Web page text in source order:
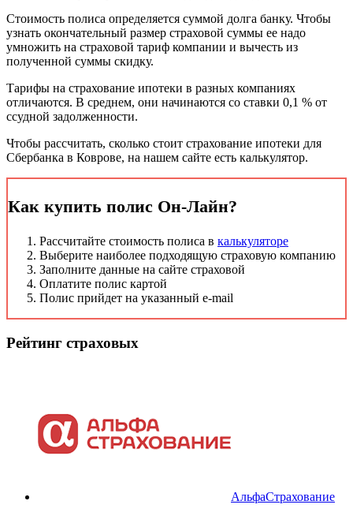
Стоимость полиса определяется суммой долга банку. Чтобы
узнать окончательный размер страховой суммы ее надо
умножить на страховой тариф компании и вычесть из
полученной суммы скидку.
Тарифы на страхование ипотеки в разных компаниях
отличаются. В среднем, они начинаются со ставки 0,1 % от
ссудной задолженности.
Чтобы рассчитать, сколько стоит страхование ипотеки для
Сбербанка в Коврове, на нашем сайте есть калькулятор.
Как купить полис Он-Лайн?
Рассчитайте стоимость полиса в калькуляторе
Выберите наиболее подходящую страховую компанию
Заполните данные на сайте страховой
Оплатите полис картой
Полис прийдет на указанный e-mail
Рейтинг страховых
АльфаСтрахование